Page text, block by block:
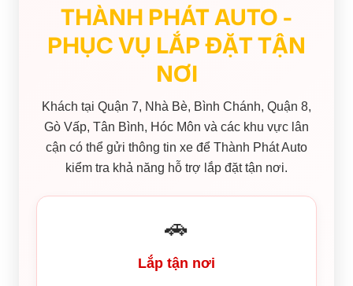
THÀNH PHÁT AUTO -
PHỤC VỤ LẮP ĐẶT TẬN
NƠI
Khách tại Quận 7, Nhà Bè, Bình Chánh, Quận 8,
Gò Vấp, Tân Bình, Hóc Môn và các khu vực lân
cận có thể gửi thông tin xe để Thành Phát Auto
kiểm tra khả năng hỗ trợ lắp đặt tận nơi.
🚗
Lắp tận nơi